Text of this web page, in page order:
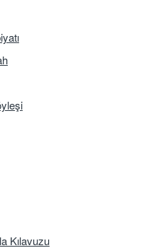
Kılavuzu